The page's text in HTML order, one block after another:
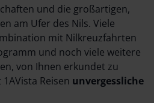
und die großartigen,
am Ufer des Nils. Viele
mit Nilkreuzfahrten
und noch viele weitere
von Ihnen erkundet zu
Reisen unvergessliche